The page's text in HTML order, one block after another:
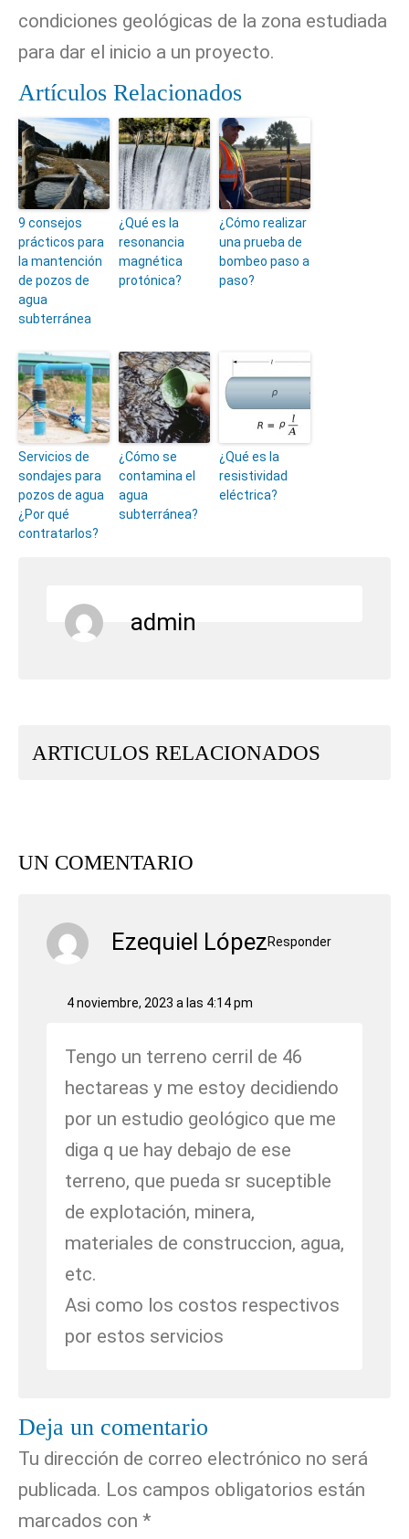
condiciones geológicas de la zona estudiada
para dar el inicio a un proyecto.
Artículos Relacionados
9 consejos
prácticos para
la mantención
de pozos de
agua
subterránea
¿Qué es la
resonancia
magnética
protónica?
¿Cómo realizar
una prueba de
bombeo paso a
paso?
Servicios de
sondajes para
pozos de agua
¿Por qué
contratarlos?
¿Cómo se
contamina el
agua
subterránea?
¿Qué es la
resistividad
eléctrica?
admin
ARTICULOS RELACIONADOS
UN COMENTARIO
Ezequiel López
4 noviembre, 2023 a las 4:14 pm
Tengo un terreno cerril de 46
hectareas y me estoy decidiendo
por un estudio geológico que me
diga q ue hay debajo de ese
terreno, que pueda sr suceptible
de explotación, minera,
materiales de construccion, agua,
etc.
Asi como los costos respectivos
por estos servicios
Responder
Deja un comentario
Tu dirección de correo electrónico no será
publicada. Los campos obligatorios están
marcados con *